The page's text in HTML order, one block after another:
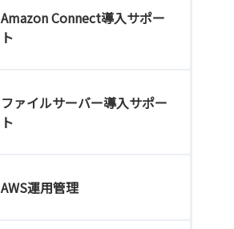
Amazon Connect導入サポー
ト
ファイルサーバー導入サポー
ト
AWS運用管理